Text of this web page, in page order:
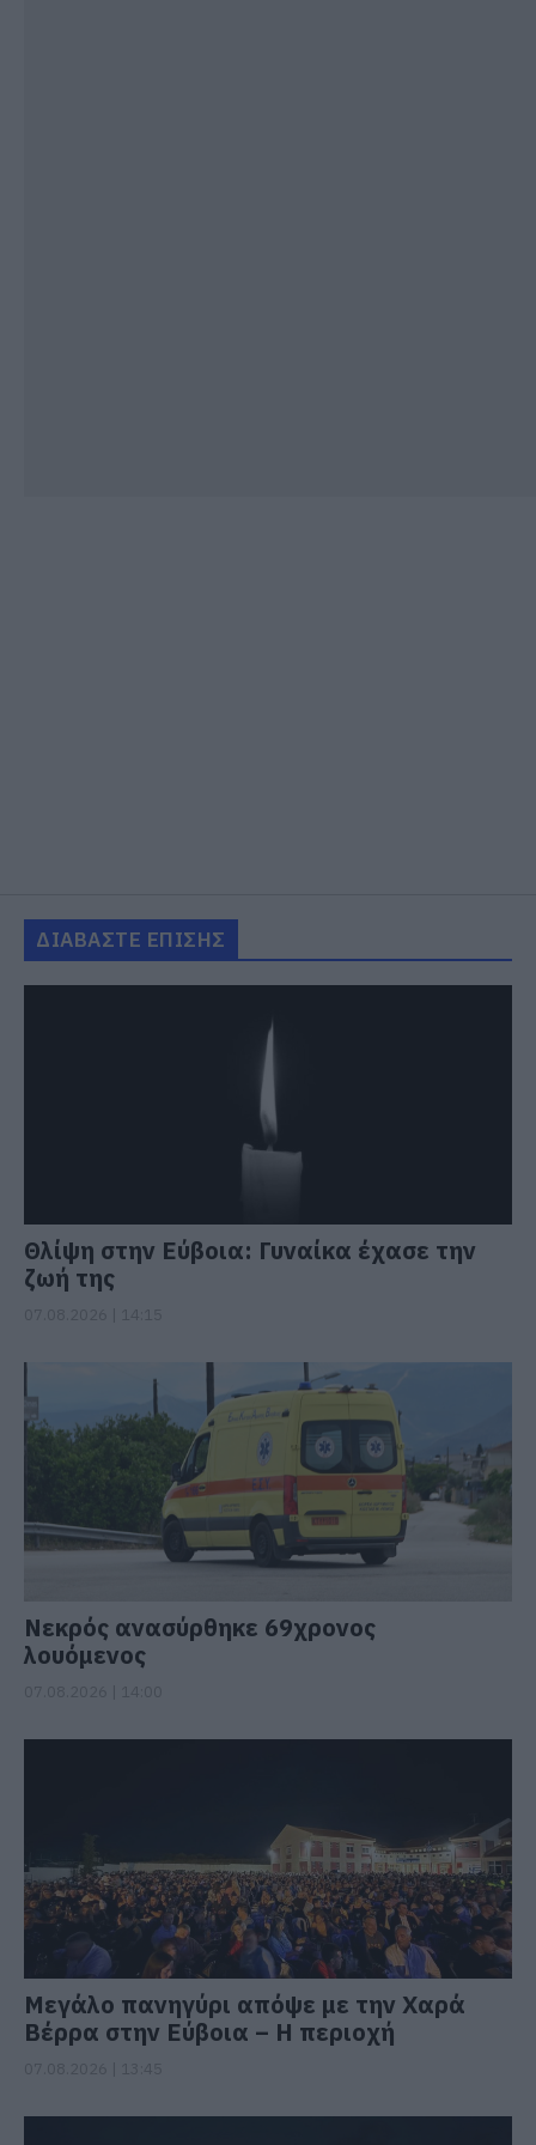
ΔΙΑΒΑΣΤΕ ΕΠΙΣΗΣ
Θλίψη στην Εύβοια: Γυναίκα έχασε την
ζωή της
Νεκρός ανασύρθηκε 69χρονος
λουόμενος
Μεγάλο πανηγύρι απόψε με την Χαρά
Βέρρα στην Εύβοια – Η περιοχή